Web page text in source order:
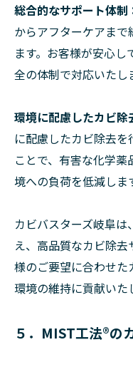
総合的なサポート体制
からアフターケアま
ます。お客様が安心
全の体制で対応いたし
環境に配慮したカビ除
に配慮したカビ除去
ことで、有害な化学
境への負荷を低減しま
カビバスターズ岐阜
え、高品質なカビ除
様のご要望に合わせ
環境の維持に貢献いた
５．MIST工法®の